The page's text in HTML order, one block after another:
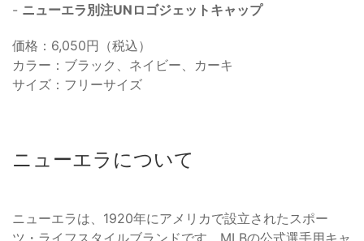
- ニューエラ別注UNロゴジェットキャップ
価格：6,050円（税込）
カラー：ブラック、ネイビー、カーキ
サイズ：フリーサイズ
ニューエラについて
ニューエラは、1920年にアメリカで設立されたスポー
ツ・ライフスタイルブランドです。MLBの公式選手用キャ